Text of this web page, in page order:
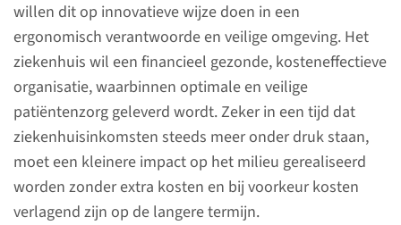
willen dit op innovatieve wijze doen in een
ergonomisch verantwoorde en veilige omgeving. Het
ziekenhuis wil een financieel gezonde, kosteneffectieve
organisatie, waarbinnen optimale en veilige
patiëntenzorg geleverd wordt. Zeker in een tijd dat
ziekenhuisinkomsten steeds meer onder druk staan,
moet een kleinere impact op het milieu gerealiseerd
worden zonder extra kosten en bij voorkeur kosten
verlagend zijn op de langere termijn.
lees meer over Green
Teams